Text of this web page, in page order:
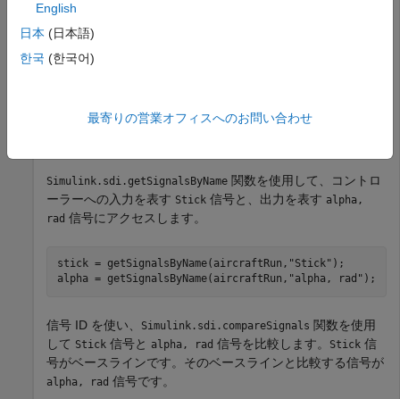
最新の実行にアクセスするには、
Simulink.sdi.getSignalsByName 関数を使用して、コントロ
ーラーへの入力を表す Stick 信号と、出力を表す alpha,
rad 信号にアクセスします。
stick = getSignalsByName(aircraftRun, "Stick" );
alpha = getSignalsByName(aircraftRun, "alpha, rad" );
信号 ID を使い、 Simulink.sdi.compareSignals 関数を使用
して Stick 信号と alpha, rad 信号を比較します。 Stick 信
号がベースラインです。そのベースラインと比較する信号が
alpha, rad 信号です。
English
日本 (日本語)
한국 (한국어)
最寄りの営業オフィスへのお問い合わせ